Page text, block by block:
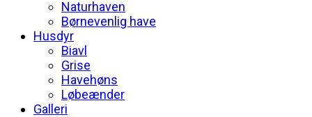
Naturhaven
Børnevenlig have
Husdyr
Biavl
Grise
Havehøns
Løbeænder
Galleri